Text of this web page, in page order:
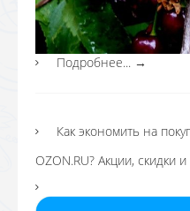
Подробнее... →
Как экономить на
OZON.RU? Акции, скидки